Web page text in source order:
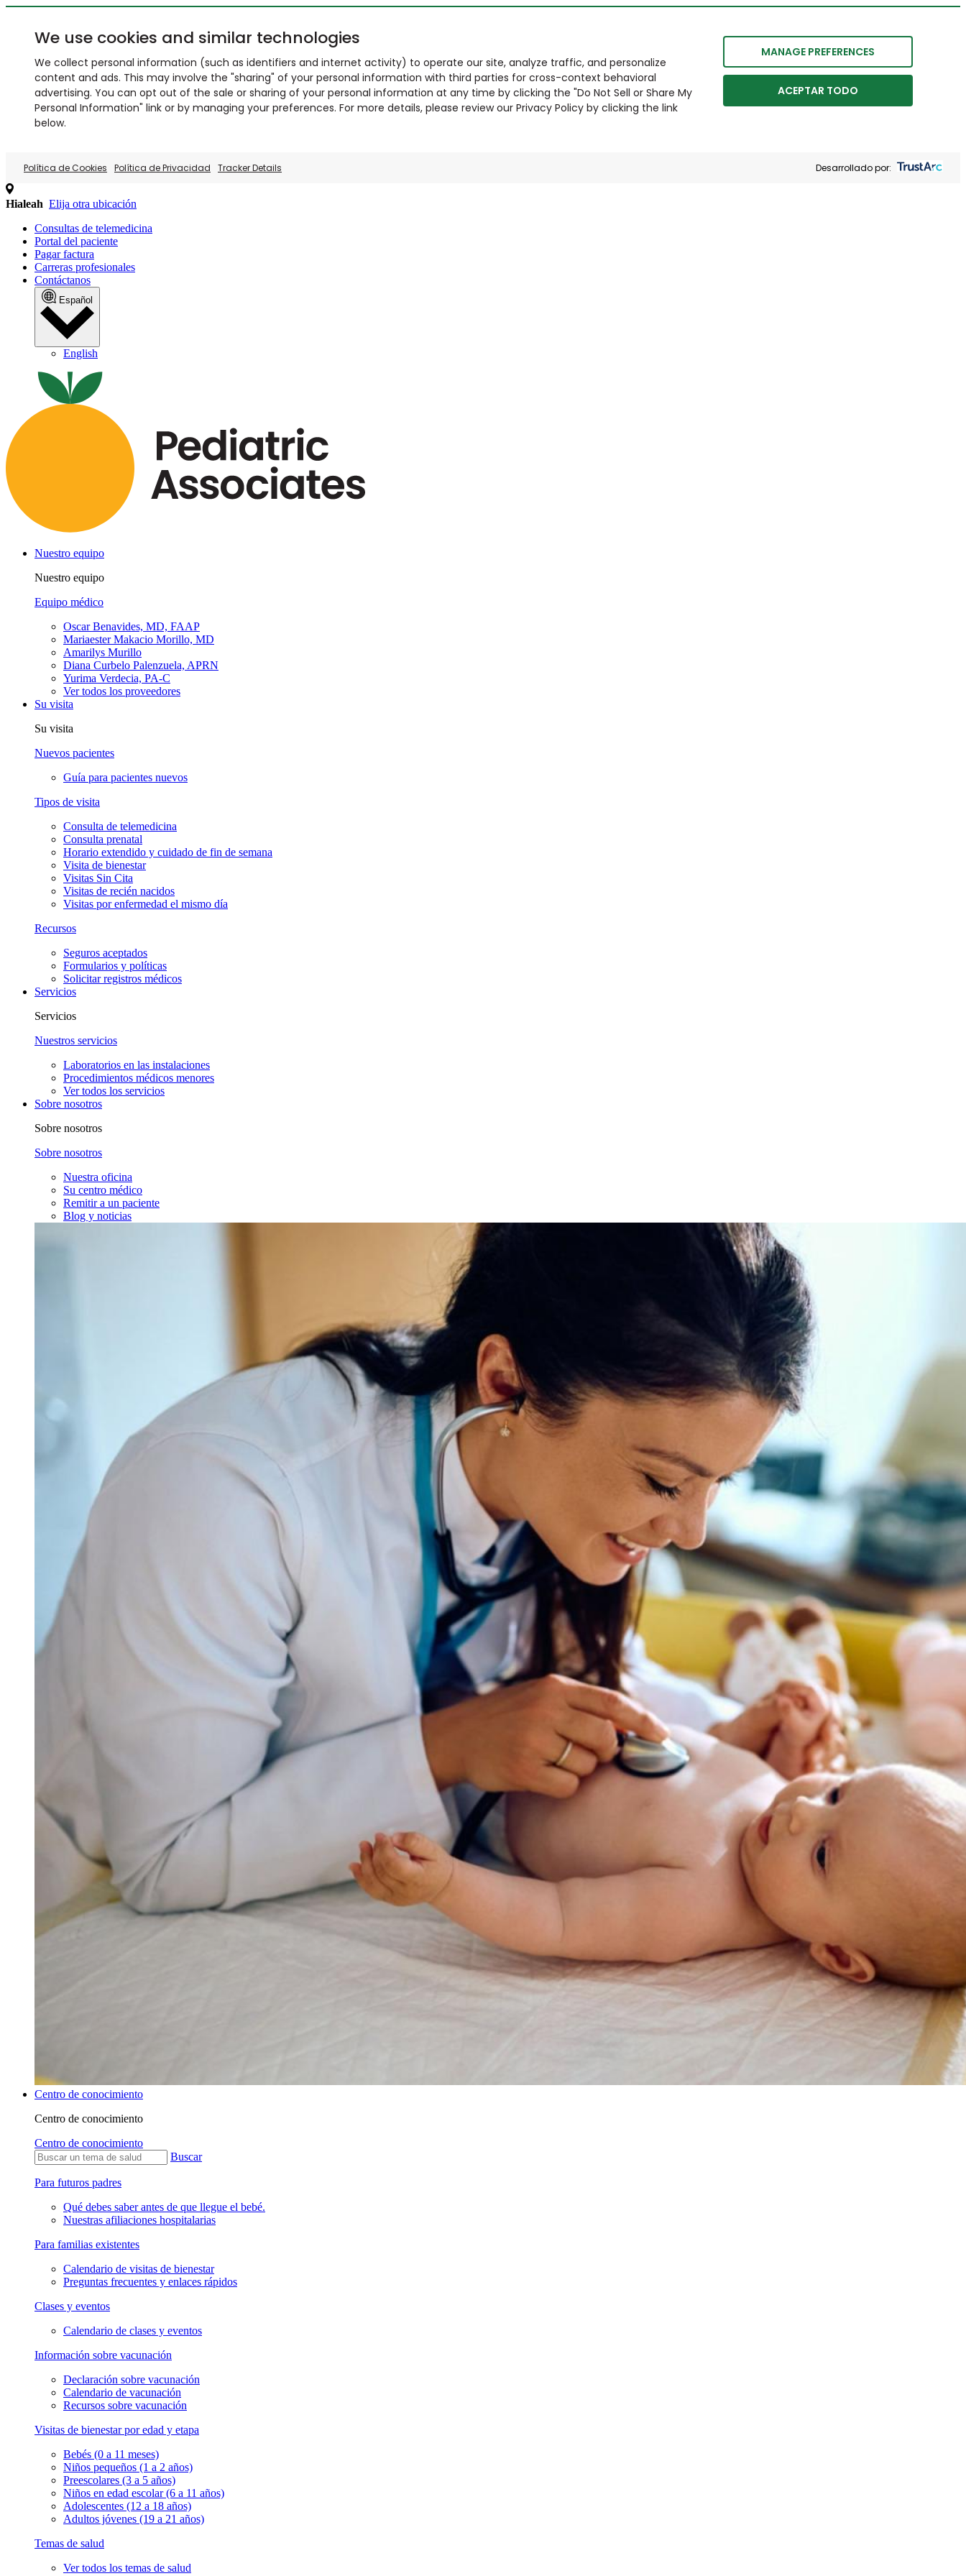
We use cookies and similar technologies
We collect personal information (such as identifiers and internet activity) to operate our site, analyze traffic, and personalize
content and ads. This may involve the "sharing" of your personal information with third parties for cross-context behavioral
advertising. You can opt out of the sale or sharing of your personal information at any time by clicking the "Do Not Sell or Share My
Personal Information" link or by managing your preferences. For more details, please review our Privacy Policy by clicking the link
below.
MANAGE PREFERENCES
ACEPTAR TODO
Política de Cookies Política de Privacidad Tracker Details Desarrollado por:
Hialeah Elija otra ubicación
Consultas de telemedicina
Portal del paciente
Pagar factura
Carreras profesionales
Contáctanos
Español
English
Nuestro equipo
Nuestro equipo
Equipo médico
Oscar Benavides, MD, FAAP
Mariaester Makacio Morillo, MD
Amarilys Murillo
Diana Curbelo Palenzuela, APRN
Yurima Verdecia, PA-C
Ver todos los proveedores
Su visita
Su visita
Nuevos pacientes
Guía para pacientes nuevos
Tipos de visita
Consulta de telemedicina
Consulta prenatal
Horario extendido y cuidado de fin de semana
Visita de bienestar
Visitas Sin Cita
Visitas de recién nacidos
Visitas por enfermedad el mismo día
Recursos
Seguros aceptados
Formularios y políticas
Solicitar registros médicos
Servicios
Servicios
Nuestros servicios
Laboratorios en las instalaciones
Procedimientos médicos menores
Ver todos los servicios
Sobre nosotros
Sobre nosotros
Sobre nosotros
Nuestra oficina
Su centro médico
Remitir a un paciente
Blog y noticias
Centro de conocimiento
Centro de conocimiento
Centro de conocimiento
Buscar
Para futuros padres
Qué debes saber antes de que llegue el bebé.
Nuestras afiliaciones hospitalarias
Para familias existentes
Calendario de visitas de bienestar
Preguntas frecuentes y enlaces rápidos
Clases y eventos
Calendario de clases y eventos
Información sobre vacunación
Declaración sobre vacunación
Calendario de vacunación
Recursos sobre vacunación
Visitas de bienestar por edad y etapa
Bebés (0 a 11 meses)
Niños pequeños (1 a 2 años)
Preescolares (3 a 5 años)
Niños en edad escolar (6 a 11 años)
Adolescentes (12 a 18 años)
Adultos jóvenes (19 a 21 años)
Temas de salud
Ver todos los temas de salud